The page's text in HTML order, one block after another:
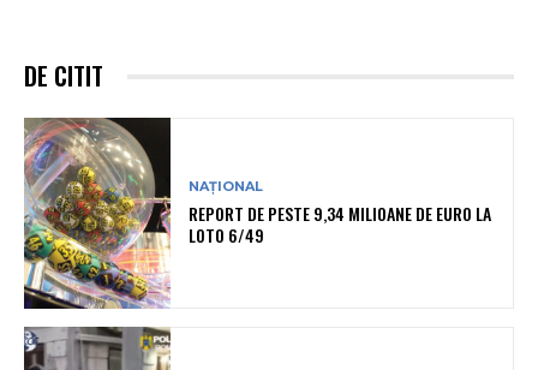
DE CITIT
NAȚIONAL
REPORT DE PESTE 9,34 MILIOANE DE EURO LA
LOTO 6/49